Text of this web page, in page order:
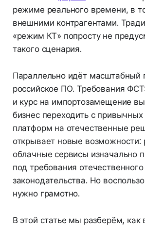
режиме реального времени, в
внешними контрагентами.
«режим КТ» попросту не
такого сценария.
Параллельно идёт масштабный
российское ПО. Требования
и курс на импортозамещение
бизнес переходить с
платформ на отечественные
открывает новые возможности:
облачные сервисы изначально
под требования отечественного
законодательства. Но
нужно грамотно.
В этой статье мы разберём, как